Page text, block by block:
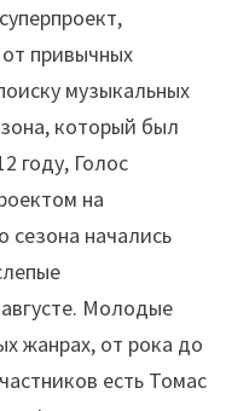
привычных
музыкальных
который был
году, Голос
на
сезона начались
Молодые
жанрах, от рока до
есть Томас